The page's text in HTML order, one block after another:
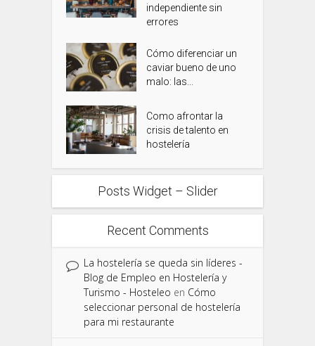
independiente sin
errores
Cómo diferenciar un
caviar bueno de uno
malo: las...
Como afrontar la
crisis de talento en
hostelería
Posts Widget – Slider
Recent Comments
La hostelería se queda sin líderes -
Blog de Empleo en Hostelería y
Turismo - Hosteleo en Cómo
seleccionar personal de hostelería
para mi restaurante